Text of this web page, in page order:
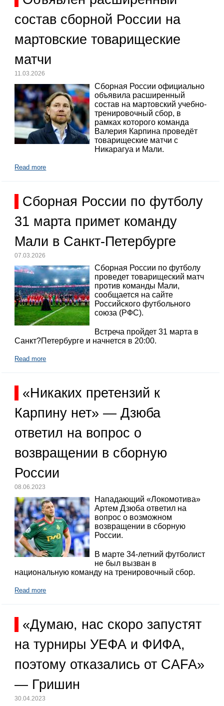
состав сборной России на
мартовские товарищеские
матчи
11.03.2026
Сборная России официально
объявила расширенный
состав на мартовский учебно-
тренировочный сбор, в
рамках которого команда
Валерия Карпина проведёт
товарищеские матчи с
Никарагуа и Мали.
Read more
Сборная России по футболу
31 марта примет команду
Мали в Санкт-Петербурге
07.03.2026
Сборная России по футболу
проведет товарищеский матч
против команды Мали,
сообщается на сайте
Российского футбольного
союза (РФС).
Встреча пройдет 31 марта в
Санкт?Петербурге и начнется в 20:00.
Read more
«Никаких претензий к
Карпину нет» — Дзюба
ответил на вопрос о
возвращении в сборную
России
08.06.2023
Нападающий «Локомотива»
Артем Дзюба ответил на
вопрос о возможном
возвращении в сборную
России.
В марте 34-летний футболист
не был вызван в
национальную команду на тренировочный сбор.
Read more
«Думаю, нас скоро запустят
на турниры УЕФА и ФИФА,
поэтому отказались от CAFA»
— Гришин
30.04.2023